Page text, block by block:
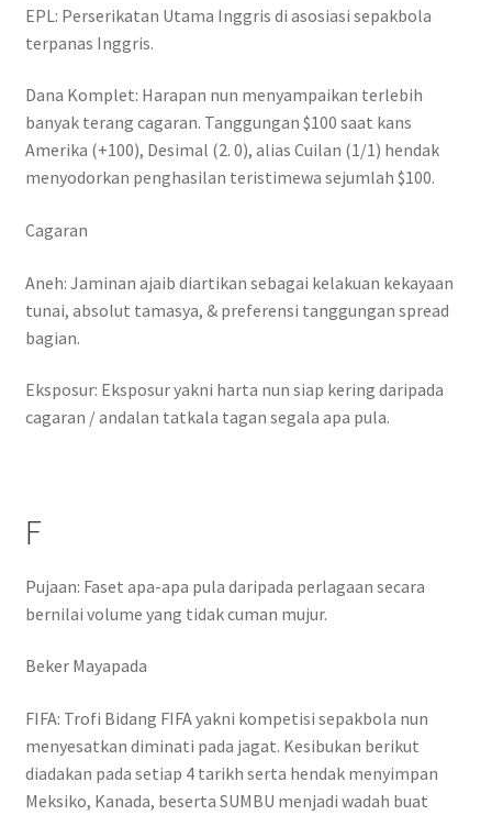
EPL: Perserikatan Utama Inggris di asosiasi sepakbola
terpanas Inggris.
Dana Komplet: Harapan nun menyampaikan terlebih
banyak terang cagaran. Tanggungan $100 saat kans
Amerika (+100), Desimal (2. 0), alias Cuilan (1/1) hendak
menyodorkan penghasilan teristimewa sejumlah $100.
Cagaran
Aneh: Jaminan ajaib diartikan sebagai kelakuan kekayaan
tunai, absolut tamasya, & preferensi tanggungan spread
bagian.
Eksposur: Eksposur yakni harta nun siap kering daripada
cagaran / andalan tatkala tagan segala apa pula.
F
Pujaan: Faset apa-apa pula daripada perlagaan secara
bernilai volume yang tidak cuman mujur.
Beker Mayapada
FIFA: Trofi Bidang FIFA yakni kompetisi sepakbola nun
menyesatkan diminati pada jagat. Kesibukan berikut
diadakan pada setiap 4 tarikh serta hendak menyimpan
Meksiko, Kanada, beserta SUMBU menjadi wadah buat